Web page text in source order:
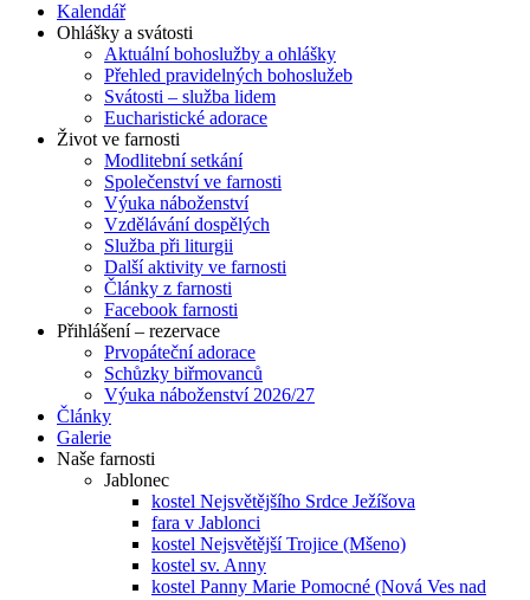
Kalendář
Ohlášky a svátosti
Aktuální bohoslužby a ohlášky
Přehled pravidelných bohoslužeb
Svátosti – služba lidem
Eucharistické adorace
Život ve farnosti
Modlitební setkání
Společenství ve farnosti
Výuka náboženství
Vzdělávání dospělých
Služba při liturgii
Další aktivity ve farnosti
Články z farnosti
Facebook farnosti
Přihlášení – rezervace
Prvopáteční adorace
Schůzky biřmovanců
Výuka náboženství 2026/27
Články
Galerie
Naše farnosti
Jablonec
kostel Nejsvětějšího Srdce Ježíšova
fara v Jablonci
kostel Nejsvětější Trojice (Mšeno)
kostel sv. Anny
kostel Panny Marie Pomocné (Nová Ves nad